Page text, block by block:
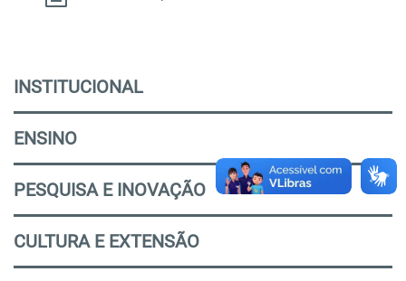
INSTITUCIONAL
ENSINO
PESQUISA E INOVAÇÃO
CULTURA E EXTENSÃO